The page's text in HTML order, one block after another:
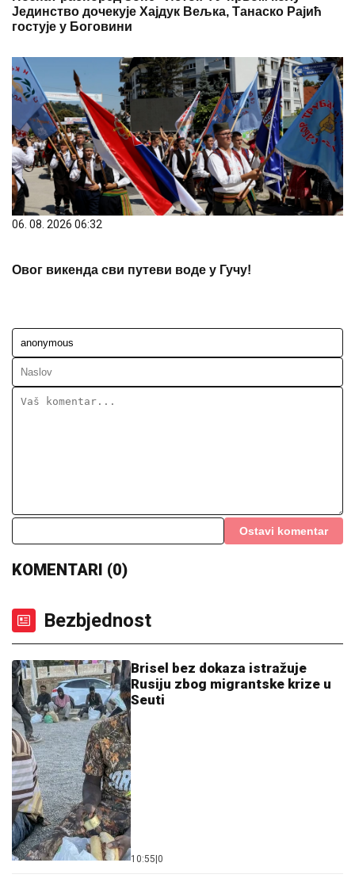
Јединство дочекује Хајдук Вељка, Танаско Рајић
гостује у Боговини
06. 08. 2026 06:32
Овог викенда сви путеви воде у Гучу!
Ostavi komentar
KOMENTARI (0)
Bezbjednost
Brisel bez dokaza istražuje
Rusiju zbog migrantske krize u
Seuti
10:55 0